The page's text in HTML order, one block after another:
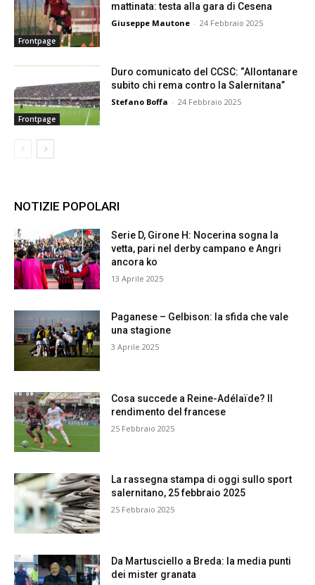
Frontpage
mattinata: testa alla gara di Cesena
Giuseppe Mautone - 24 Febbraio 2025
Frontpage
Duro comunicato del CCSC: “Allontanare
subito chi rema contro la Salernitana”
Stefano Boffa - 24 Febbraio 2025
NOTIZIE POPOLARI
Serie D, Girone H: Nocerina sogna la
vetta, pari nel derby campano e Angri
ancora ko
13 Aprile 2025
Paganese – Gelbison: la sfida che vale
una stagione
3 Aprile 2025
Cosa succede a Reine-Adélaïde? Il
rendimento del francese
25 Febbraio 2025
La rassegna stampa di oggi sullo sport
salernitano, 25 febbraio 2025
25 Febbraio 2025
Da Martusciello a Breda: la media punti
dei mister granata